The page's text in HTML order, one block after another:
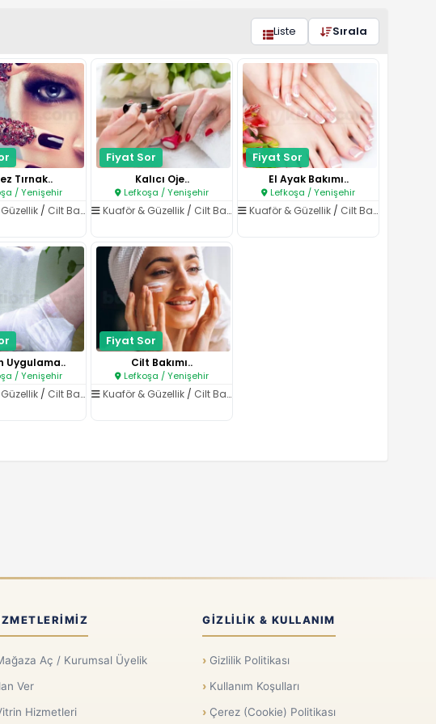
Liste Sırala
Tırnak..
/ Yenişehir
/ Cilt Bakımı
Fiyat Sor
Kalıcı Oje..
Lefkoşa / Yenişehir
Kuaför & Güzellik / Cilt Bakımı
Fiyat Sor
El Ayak Bakımı..
Lefkoşa / Yenişehir
Kuaför & Güzellik / Cilt Bakımı
Uygulama..
/ Yenişehir
/ Cilt Bakımı
Fiyat Sor
Cilt Bakımı..
Lefkoşa / Yenişehir
Kuaför & Güzellik / Cilt Bakımı
Aç / Kurumsal Üyelik
Ver
Hizmetleri
GIZLILIK & KULLANIM
Gizlilik Politikası
Kullanım Koşulları
Çerez (Cookie) Politikası